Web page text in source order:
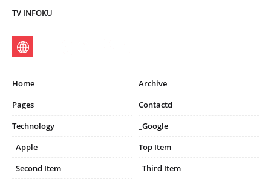
TV INFOKU
Home
Archive
Pages
Contactd
Technology
_Google
_Apple
Top Item
_Second Item
_Third Item